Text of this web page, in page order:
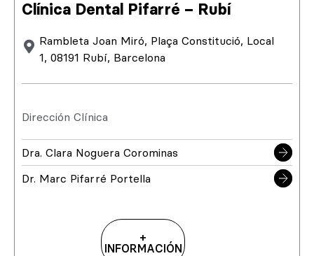
Clínica Dental Pifarré – Rubí
Rambleta Joan Miró, Plaça Constitució, Local
1, 08191 Rubí, Barcelona
Dirección Clínica
Dra. Clara Noguera Corominas
Dr. Marc Pifarré Portella
+
INFORMACIÓN